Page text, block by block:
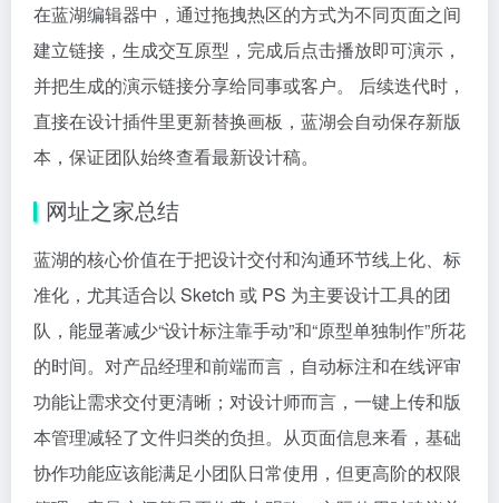
在蓝湖编辑器中，通过拖拽热区的方式为不同页面之间
建立链接，生成交互原型，完成后点击播放即可演示，
并把生成的演示链接分享给同事或客户。 后续迭代时，
直接在设计插件里更新替换画板，蓝湖会自动保存新版
本，保证团队始终查看最新设计稿。
网址之家总结
蓝湖的核心价值在于把设计交付和沟通环节线上化、标
准化，尤其适合以 Sketch 或 PS 为主要设计工具的团
队，能显著减少“设计标注靠手动”和“原型单独制作”所花
的时间。对产品经理和前端而言，自动标注和在线评审
功能让需求交付更清晰；对设计师而言，一键上传和版
本管理减轻了文件归类的负担。从页面信息来看，基础
协作功能应该能满足小团队日常使用，但更高阶的权限